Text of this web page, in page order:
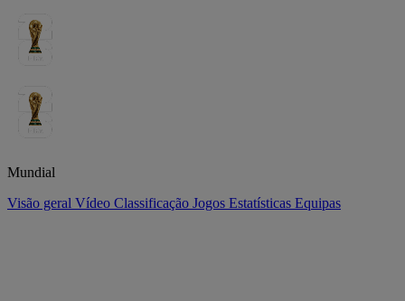
Mundial
Visão geral Vídeo Classificação Jogos Estatísticas Equipas